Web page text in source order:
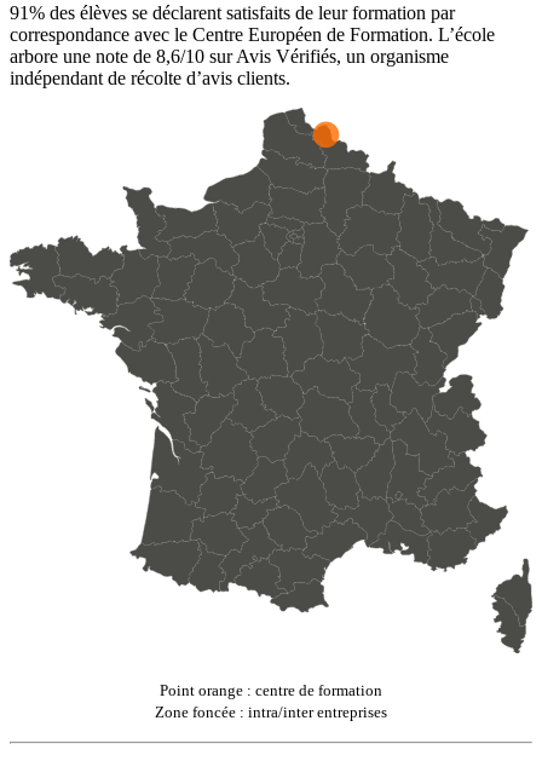
91% des élèves se déclarent satisfaits de leur formation par
correspondance avec le Centre Européen de Formation. L’école
arbore une note de 8,6/10 sur Avis Vérifiés, un organisme
indépendant de récolte d’avis clients.
Point orange : centre de formation
Zone foncée : intra/inter entreprises